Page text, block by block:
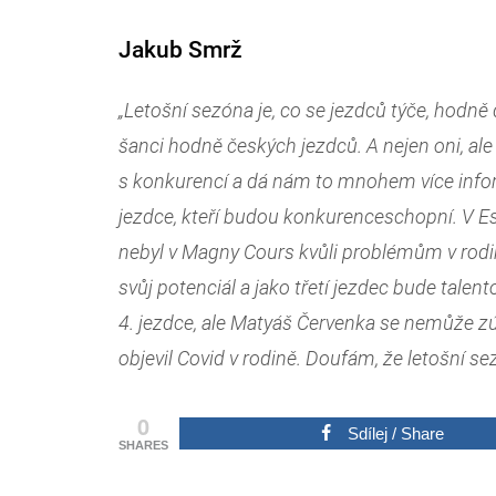
Jakub Smrž
„Letošní sezóna je, co se jezdců týče,
šanci hodně českých jezdců. A nejen oni,
s konkurencí a dá nám to mnohem více
jezdce, kteří budou konkurenceschopní. V
nebyl v Magny Cours kvůli problémům v
svůj potenciál a jako třetí jezdec bude
4. jezdce, ale Matyáš Červenka se nemůže
objevil Covid v rodině. Doufám, že letošní
0
SHARES
Sdílej / Share